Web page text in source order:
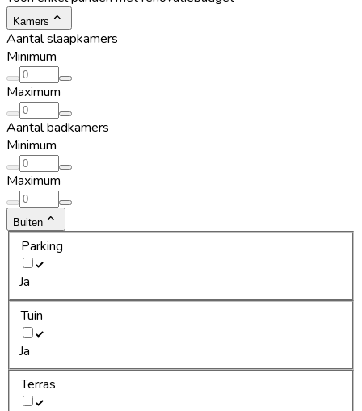
Kamers
Aantal slaapkamers
Minimum
Maximum
Aantal badkamers
Minimum
Maximum
Buiten
Parking
Ja
Tuin
Ja
Terras